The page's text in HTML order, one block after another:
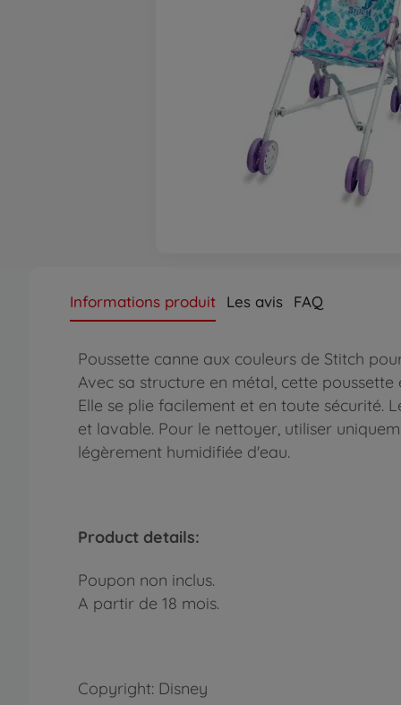
Informations produit Les avis FAQ
Poussette canne aux couleurs de Stitch
Avec sa structure en métal, cette
Elle se plie facilement et en toute sécurité.
et lavable. Pour le nettoyer, utiliser
légèrement humidifiée d'eau.
Product details:
Poupon non inclus.
A partir de 18 mois.
Copyright: Disney